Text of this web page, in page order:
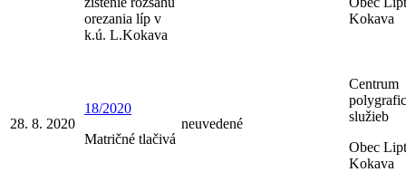
orezania líp v
k.ú. L.Kokava
Kokava
28. 8. 2020
18/2020
Matričné tlačivá
neuvedené
Centrum
služieb
Obec
Kokava